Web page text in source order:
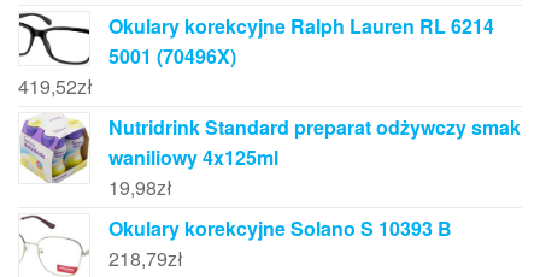
Okulary korekcyjne Ralph Lauren RL 6214
5001 (70496X)
419,52zł
Nutridrink Standard preparat odżywczy smak
waniliowy 4x125ml
19,98zł
Okulary korekcyjne Solano S 10393 B
218,79zł